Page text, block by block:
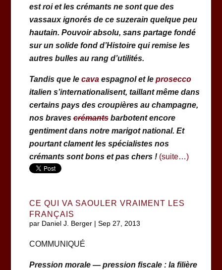
est roi et les crémants ne sont que des
vassaux ignorés de ce suzerain quelque peu
hautain. Pouvoir absolu, sans partage fondé
sur un solide fond d’Histoire qui remise les
autres bulles au rang d’utilités.
Tandis que le cavaespagnol et le prosecco
italien s’internationalisent, taillant même dans
certains pays des croupières au champagne,
nos bravescrémantsbarbotent encore
gentiment dans notre marigot national. Et
pourtant clament les spécialistes nos
crémants sont bons et pas chers ! (suite…)
CE QUI VA SAOULER VRAIMENT LES
FRANÇAIS
par Daniel J. Berger| Sep 27, 2013
COMMUNIQUÉ
Pression morale — pression fiscale : la filière